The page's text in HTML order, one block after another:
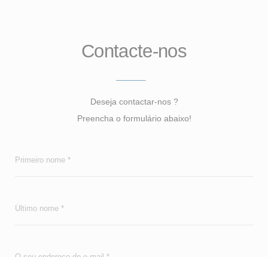
Contacte-nos
Deseja contactar-nos ?
Preencha o formulário abaixo!